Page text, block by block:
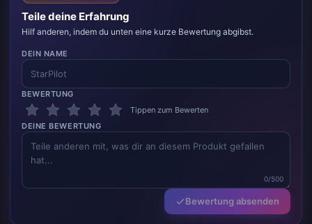
Teile deine Erfahrung
Hilf anderen, indem du unten eine kurze Bewertung abgibst.
DEIN NAME
BEWERTUNG
Tippen zum Bewerten
DEINE BEWERTUNG
0/500
Bewertung absenden